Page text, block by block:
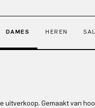
DAMES HEREN
uitverkoop. Gemaakt van